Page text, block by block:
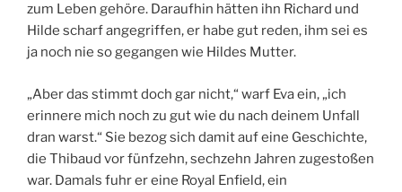
zum Leben gehöre. Daraufhin hätten ihn Richard und
Hilde scharf angegriffen, er habe gut reden, ihm sei es
ja noch nie so gegangen wie Hildes Mutter.
„Aber das stimmt doch gar nicht,“ warf Eva ein, „ich
erinnere mich noch zu gut wie du nach deinem Unfall
dran warst.“ Sie bezog sich damit auf eine Geschichte,
die Thibaud vor fünfzehn, sechzehn Jahren zugestoßen
war. Damals fuhr er eine Royal Enfield, ein